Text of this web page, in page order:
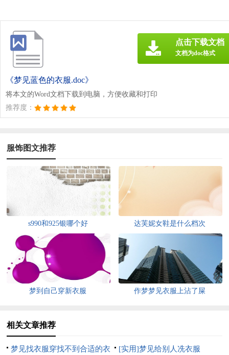
《梦见蓝色的衣服.doc》
将本文的Word文档下载到电脑，方便收藏和打印
推荐度：
点击下载文档
文档为doc格式
服饰图文推荐
s990和925银哪个好 达芙妮女鞋是什么档次
梦到自己穿新衣服 作梦梦见衣服上沾了屎
相关文章推荐
梦见找衣服穿找不到合适的衣 [实用]梦见给别人冼衣服